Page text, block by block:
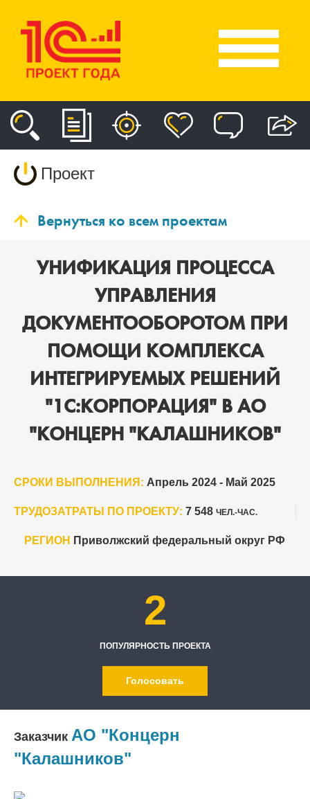
Проект
Вернуться ко всем проектам
УНИФИКАЦИЯ ПРОЦЕССА
УПРАВЛЕНИЯ
ДОКУМЕНТООБОРОТОМ ПРИ
ПОМОЩИ КОМПЛЕКСА
ИНТЕГРИРУЕМЫХ РЕШЕНИЙ
"1С:КОРПОРАЦИЯ" В АО
"КОНЦЕРН "КАЛАШНИКОВ"
СРОКИ ВЫПОЛНЕНИЯ: Апрель 2024 - Май 2025
ТРУДОЗАТРАТЫ ПО ПРОЕКТУ: 7 548 ЧЕЛ.-ЧАС.
РЕГИОН Приволжский федеральный округ РФ
2
ПОПУЛЯРНОСТЬ ПРОЕКТА
Голосовать
Заказчик АО "Концерн
"Калашников"